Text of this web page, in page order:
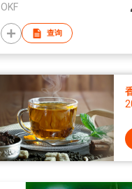
OKF
查询